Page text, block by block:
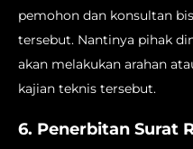
pemohon dan konsultan
tersebut. Nantinya pihak
akan melakukan arahan
kajian teknis tersebut.
6. Penerbitan Surat